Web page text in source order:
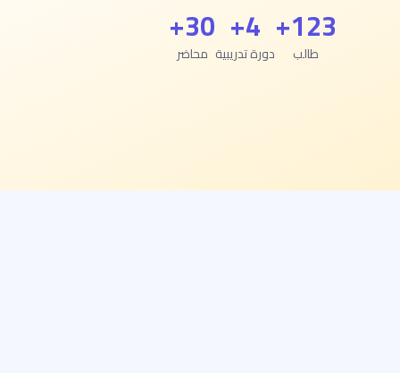
123+
طالب
4+
دورة تدريبية
30+
محاضر